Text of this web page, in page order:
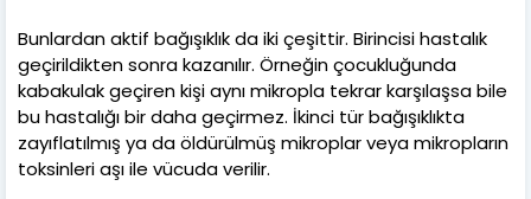
Bunlardan aktif bağışıklık da iki çeşittir. Birincisi hastalık
geçirildikten sonra kazanılır. Örneğin çocukluğunda
kabakulak geçiren kişi aynı mikropla tekrar karşılaşsa bile
bu hastalığı bir daha geçirmez. İkinci tür bağışıklıkta
zayıflatılmış ya da öldürülmüş mikroplar veya mikropların
toksinleri aşı ile vücuda verilir.